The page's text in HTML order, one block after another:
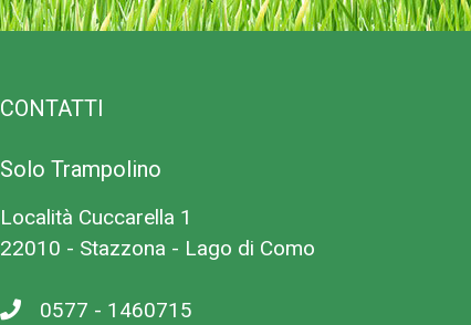
CONTATTI
Solo Trampolino
Località Cuccarella 1
22010 - Stazzona - Lago di Como
0577 - 1460715